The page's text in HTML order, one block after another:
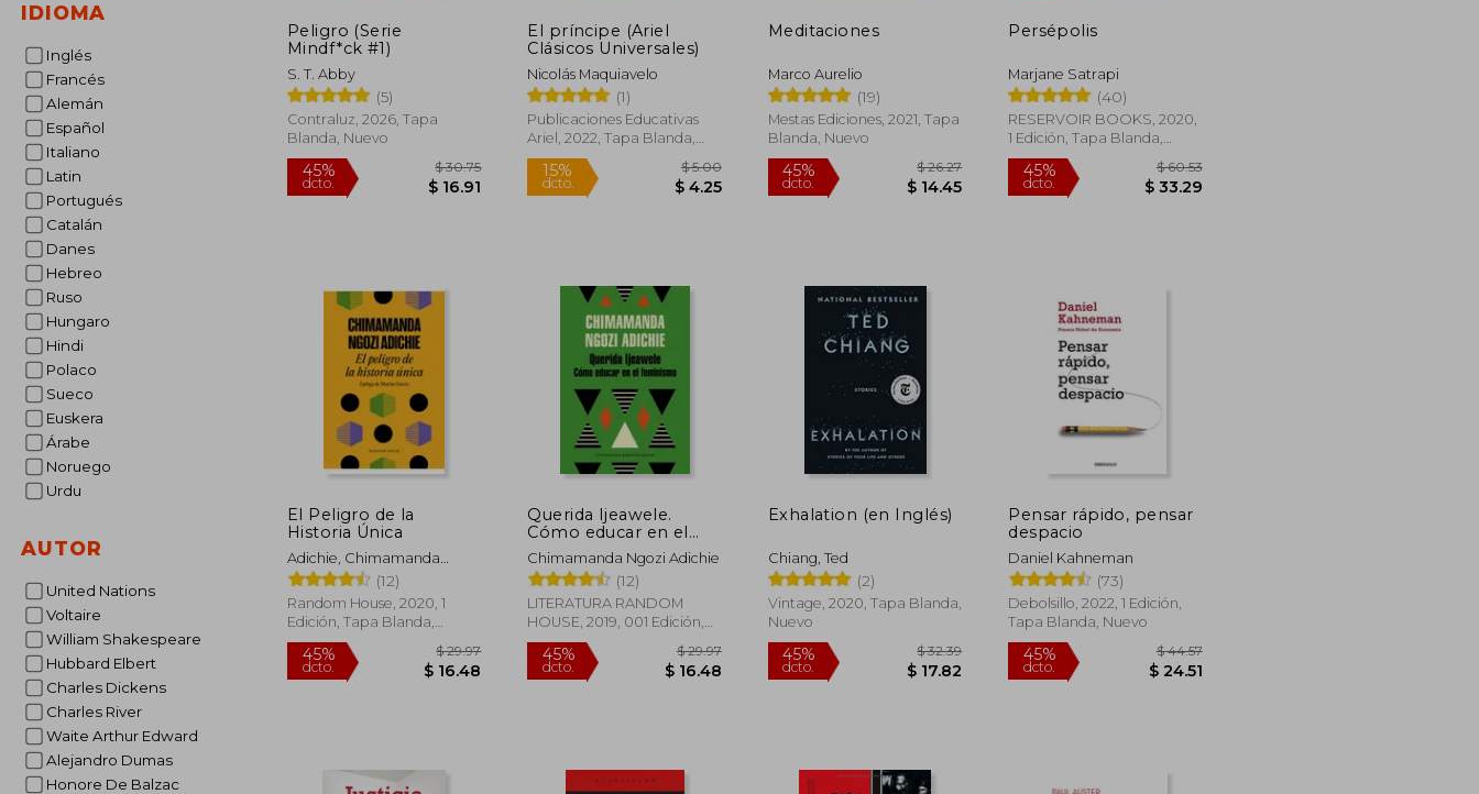
IDIOMA
Inglés
Francés
Alemán
Español
Italiano
Latin
Portugués
Catalán
Danes
Hebreo
Ruso
Hungaro
Hindi
Polaco
Sueco
Euskera
Árabe
Noruego
Urdu
AUTOR
United Nations
Voltaire
William Shakespeare
Hubbard Elbert
Charles Dickens
Charles River
Waite Arthur Edward
Alejandro Dumas
Honore De Balzac
Peligro (Serie
Mindf*ck #1)
S. T. Abby
(5)
Contraluz, 2026, Tapa
Blanda, Nuevo
45%
dcto.
El príncipe (Ariel
Clásicos Universales)
Nicolás Maquiavelo
(1)
Publicaciones Educativas
Ariel, 2022, Tapa Blanda,
Nuevo
15%
dcto.
Meditaciones
Marco Aurelio
(19)
Mestas Ediciones, 2021, Tapa
Blanda, Nuevo
45%
dcto.
$ 26.27
$ 14.45
Persépolis
Marjane Satrapi
(40)
RESERVOIR BOOKS, 2020,
1 Edición, Tapa Blanda,
Nuevo
El Peligro de la
Historia Única
Adichie, Chimamanda
Ngozi
(12)
Random House, 2020, 1
Edición, Tapa Blanda,
Nuevo
Querida Ijeawele.
Cómo educar en el
feminismo
Chimamanda Ngozi Adichie
(12)
LITERATURA RANDOM
HOUSE, 2019, 001 Edición,
Tapa Blanda, Nuevo
Exhalation (en Inglés)
Chiang, Ted
(2)
Vintage, 2020, Tapa Blanda,
Nuevo
Pensar rápido, pensar
despacio
Daniel Kahneman
(73)
Debolsillo, 2022, 1 Edición,
Tapa Blanda, Nuevo